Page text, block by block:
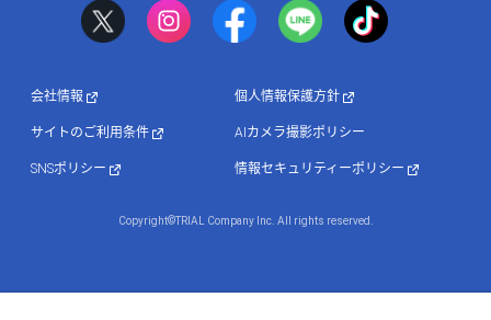
会社情報 個人情報保護方針
サイトのご利用条件 AIカメラ撮影ポリシー
SNSポリシー 情報セキュリティーポリシー
Copyright©TRIAL Company Inc. All rights reserved.